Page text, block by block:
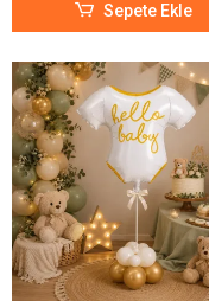
Sepete Ekle